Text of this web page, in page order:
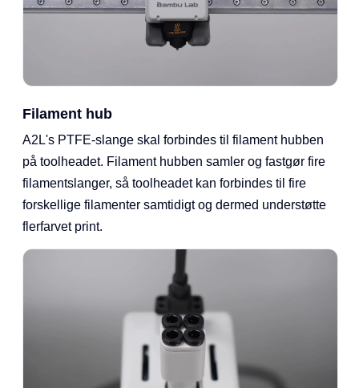
Filament hub
A2L's PTFE-slange skal forbindes til filament hubben
på toolheadet. Filament hubben samler og fastgør fire
filamentslanger, så toolheadet kan forbindes til fire
forskellige filamenter samtidigt og dermed understøtte
flerfarvet print.